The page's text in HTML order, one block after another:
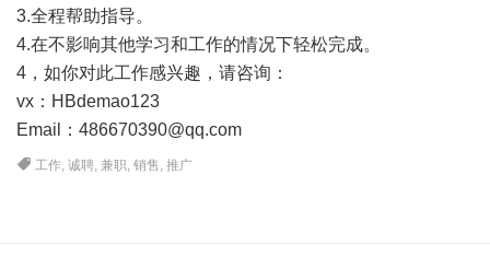
3.全程帮助指导。
4.在不影响其他学习和工作的情况下轻松完成。
4，如你对此工作感兴趣，请咨询：
vx：HBdemao123
Email： 486670390@qq.com
工作,诚聘,兼职,销售,推广